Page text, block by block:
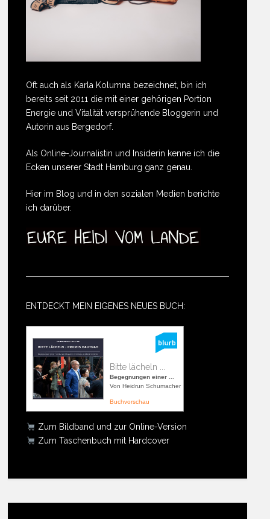
Oft auch als Karla Kolumna bezeichnet, bin ich
bereits seit 2011 die mit einer gehörigen Portion
Energie und Vitalität versprühende Bloggerin und
Autorin aus Bergedorf.
Als Online-Journalistin und Insiderin kenne ich die
Ecken unserer Stadt Hamburg ganz genau.
Hier im Blog und in den sozialen Medien berichte
ich darüber.
ENTDECKT MEIN EIGENES NEUES BUCH:
Bitte lächeln ...
Begegnungen einer ...
Von Heidrun Schumacher
Buchvorschau
Zum Bildband und zur Online-Version
Zum Taschenbuch mit Hardcover